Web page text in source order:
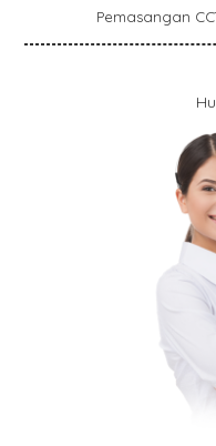
Pemasangan